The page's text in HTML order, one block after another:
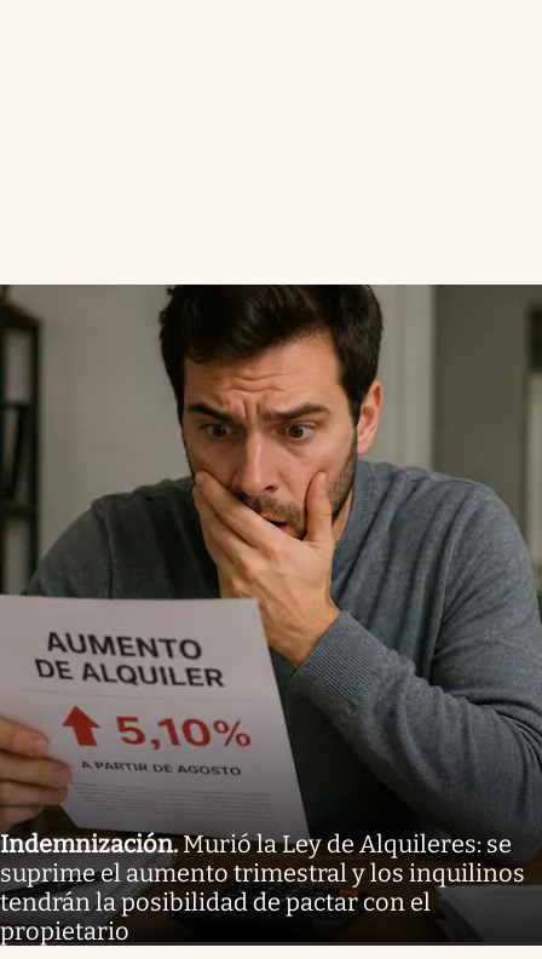
Indemnización.Murió la Ley de Alquileres: se
suprime el aumento trimestral y los inquilinos
tendrán la posibilidad de pactar con el
propietario